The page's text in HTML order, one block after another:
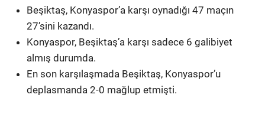
Beşiktaş, Konyaspor’a karşı oynadığı 47 maçın
27’sini kazandı.
Konyaspor, Beşiktaş’a karşı sadece 6 galibiyet
almış durumda.
En son karşılaşmada Beşiktaş, Konyaspor’u
deplasmanda 2-0 mağlup etmişti.